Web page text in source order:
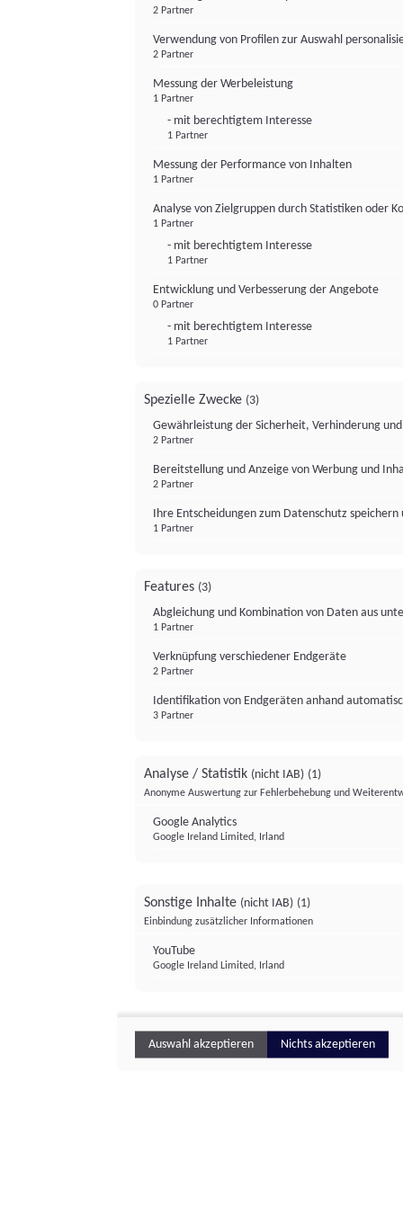
2 Partner
Verwendung von Profilen zur Auswahl
2 Partner
Messung der Werbeleistung
1 Partner
- mit berechtigtem Interesse
1 Partner
Messung der Performance von Inhalten
1 Partner
Analyse von Zielgruppen durch Statistiken oder
1 Partner
- mit berechtigtem Interesse
1 Partner
Entwicklung und Verbesserung der Angebote
0 Partner
- mit berechtigtem Interesse
1 Partner
Spezielle Zwecke (3)
Gewährleistung der Sicherheit, Verhinderung
2 Partner
Bereitstellung und Anzeige von Werbung und
2 Partner
Ihre Entscheidungen zum Datenschutz
1 Partner
Features (3)
Abgleichung und Kombination von Daten aus
1 Partner
Verknüpfung verschiedener Endgeräte
2 Partner
Identifikation von Endgeräten anhand
3 Partner
Analyse / Statistik (nicht IAB) (1)
Anonyme Auswertung zur Fehlerbehebung und
Google Analytics
Google Ireland Limited, Irland
Sonstige Inhalte (nicht IAB) (1)
Einbindung zusätzlicher Informationen
YouTube
Google Ireland Limited, Irland
Auswahl akzeptieren Nichts akzeptieren